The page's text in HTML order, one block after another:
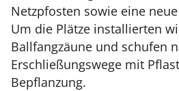
Netzpfosten sowie eine
Um die Plätze installierten
Ballfangzäune und schufen
Erschließungswege mit
Bepflanzung.